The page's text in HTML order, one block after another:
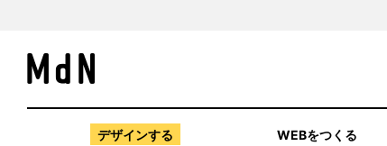
デザインする WEBをつくる